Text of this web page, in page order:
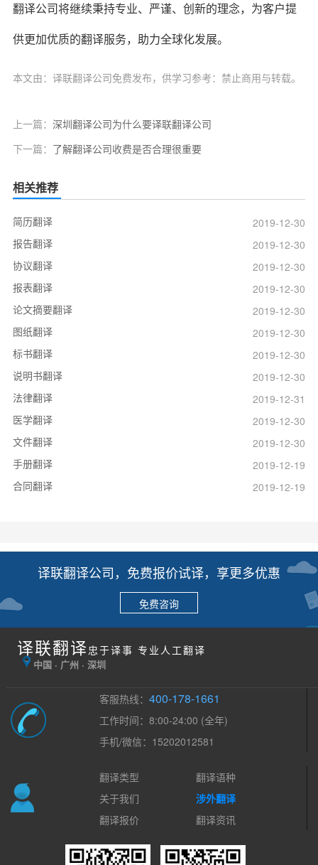
翻译公司将继续秉持专业、严谨、创新的理念，为客户提
供更加优质的翻译服务，助力全球化发展。
本文由：译联翻译公司免费发布，供学习参考：禁止商用与转载。
上一篇： 深圳翻译公司为什么要译联翻译公司
下一篇： 了解翻译公司收费是否合理很重要
相关推荐
简历翻译
2019-12-30
报告翻译
2019-12-30
协议翻译
2019-12-30
报表翻译
2019-12-30
论文摘要翻译
2019-12-30
图纸翻译
2019-12-30
标书翻译
2019-12-30
说明书翻译
2019-12-30
法律翻译
2019-12-31
医学翻译
2019-12-30
文件翻译
2019-12-30
手册翻译
2019-12-19
合同翻译
2019-12-19
译联翻译公司，免费报价试译，享更多优惠
免费咨询
译联翻译 忠于译事 专业人工翻译
中国 · 广州 · 深圳
客服热线：400-178-1661
工作时间：8:00-24:00 (全年)
手机/微信：15202012581
翻译类型
翻译语种
关于我们
涉外翻译
翻译报价
翻译资讯